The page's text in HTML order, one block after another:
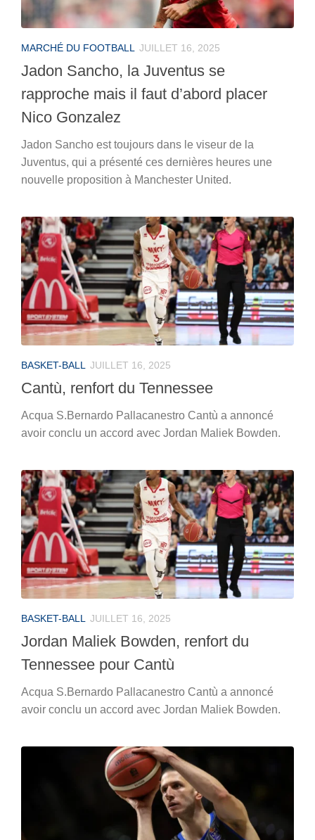
MARCHÉ DU FOOTBALL JUILLET 16, 2025
Jadon Sancho, la Juventus se
rapproche mais il faut d’abord placer
Nico Gonzalez
Jadon Sancho est toujours dans le viseur de la
Juventus, qui a présenté ces dernières heures une
nouvelle proposition à Manchester United.
BASKET-BALL JUILLET 16, 2025
Cantù, renfort du Tennessee
Acqua S.Bernardo Pallacanestro Cantù a annoncé
avoir conclu un accord avec Jordan Maliek Bowden.
BASKET-BALL JUILLET 16, 2025
Jordan Maliek Bowden, renfort du
Tennessee pour Cantù
Acqua S.Bernardo Pallacanestro Cantù a annoncé
avoir conclu un accord avec Jordan Maliek Bowden.